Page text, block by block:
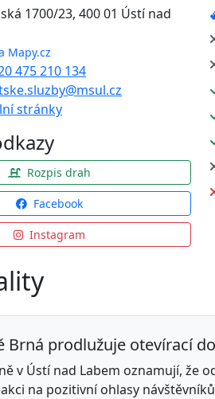
1700/23, 400 01 Ústí nad
Mapy.cz
475 210 134
stránky
Rozpis drah
Facebook
Instagram
Brná prodlužuje otevírací
v Ústí nad Labem oznamují, že
na pozitivní ohlasy